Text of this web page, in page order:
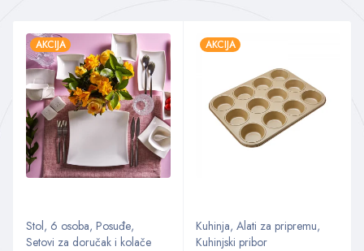
AKCIJA
Stol, 6 osoba, Posuđe,
Setovi za doručak i kolače
AKCIJA
Kuhinja, Alati za pripremu,
Kuhinjski pribor